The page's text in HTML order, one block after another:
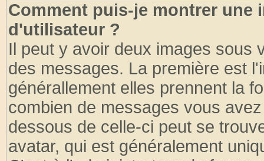
Comment puis-je montrer une
d'utilisateur ?
Il peut y avoir deux images sous
des messages. La première est
générallement elles prennent la
combien de messages vous
dessous de celle-ci peut se
avatar, qui est généralement